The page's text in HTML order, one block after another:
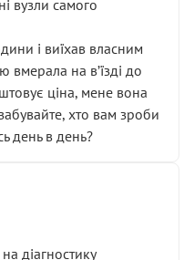
вузли самого
і виїхав власним
на вʼїзді до
ціна, мене вона
хто вам зроби
день в день?
діагностику